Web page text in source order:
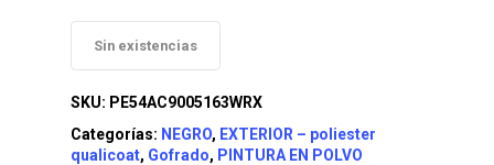
Sin existencias
SKU: PE54AC9005163WRX
Categorías: NEGRO, EXTERIOR – poliester
qualicoat, Gofrado, PINTURA EN POLVO